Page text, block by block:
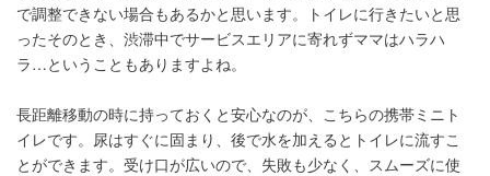
で調整できない場合もあるかと思います。トイレに行きたいと思
ったそのとき、渋滞中でサービスエリアに寄れずママはハラハ
ラ…ということもありますよね。
長距離移動の時に持っておくと安心なのが、こちらの携帯ミニト
イレです。尿はすぐに固まり、後で水を加えるとトイレに流すこ
とができます。受け口が広いので、失敗も少なく、スムーズに使